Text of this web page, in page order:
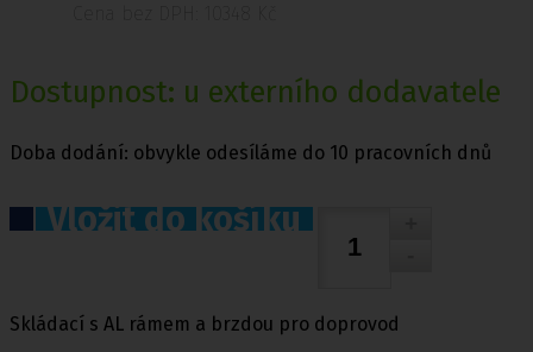
Dostupnost: u externího dodavatele
Doba dodání: obvykle odesíláme do 10 pracovních dnů
Vložit do košíku
Skládací s AL rámem a brzdou pro doprovod